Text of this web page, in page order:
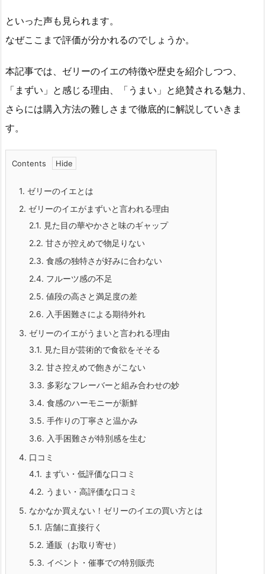
といった声も見られます。
なぜここまで評価が分かれるのでしょうか。
本記事では、ゼリーのイエの特徴や歴史を紹介しつつ、
「まずい」と感じる理由、「うまい」と絶賛される魅力、
さらには購入方法の難しさまで徹底的に解説していきま
す。
Contents
1. ゼリーのイエとは
2. ゼリーのイエがまずいと言われる理由
2.1. 見た目の華やかさと味のギャップ
2.2. 甘さが控えめで物足りない
2.3. 食感の独特さが好みに合わない
2.4. フルーツ感の不足
2.5. 値段の高さと満足度の差
2.6. 入手困難さによる期待外れ
3. ゼリーのイエがうまいと言われる理由
3.1. 見た目が芸術的で食欲をそそる
3.2. 甘さ控えめで飽きがこない
3.3. 多彩なフレーバーと組み合わせの妙
3.4. 食感のハーモニーが新鮮
3.5. 手作りの丁寧さと温かみ
3.6. 入手困難さが特別感を生む
4. 口コミ
4.1. まずい・低評価な口コミ
4.2. うまい・高評価な口コミ
5. なかなか買えない！ゼリーのイエの買い方とは
5.1. 店舗に直接行く
5.2. 通販（お取り寄せ）
5.3. イベント・催事での特別販売